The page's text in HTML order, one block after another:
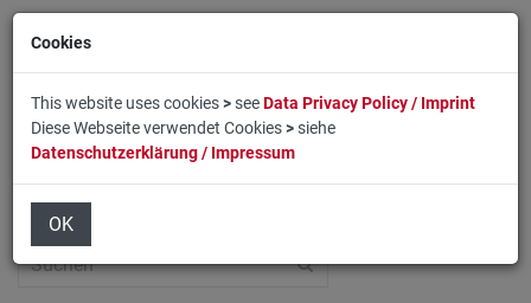
Home
Cookies
This website uses cookies>seeData Privacy Policy / Imprint
Diese Webseite verwendet Cookies>siehe
Datenschutzerklärung / Impressum
OK